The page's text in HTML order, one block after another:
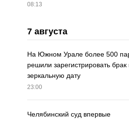
08:13
7 августа
На Южном Урале более 500
решили зарегистрировать брак
зеркальную дату
23:00
Челябинский суд впервые